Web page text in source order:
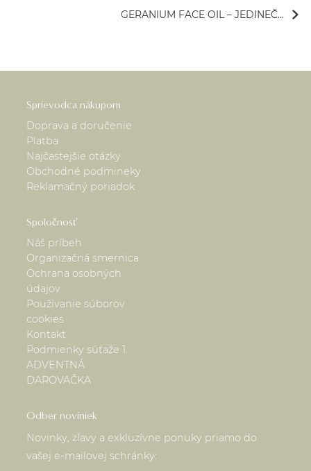
GERANIUM FACE OIL – JEDINEČ...
Sprievodca nákupom
Doprava a doručenie
Platba
Najčastejšie otázky
Obchodné podmineky
Reklamačný poriadok
Spoločnosť
Náš príbeh
Organizačná smernica
Ochrana osobných
údajov
Používanie súborov
cookies
Kontakt
Podmienky súťaže 1.
ADVENTNÁ
DAROVAČKA
Odber noviniek
Novinky, zľavy a exkluzívne ponuky priamo do
vašej e-mailovej schránky: